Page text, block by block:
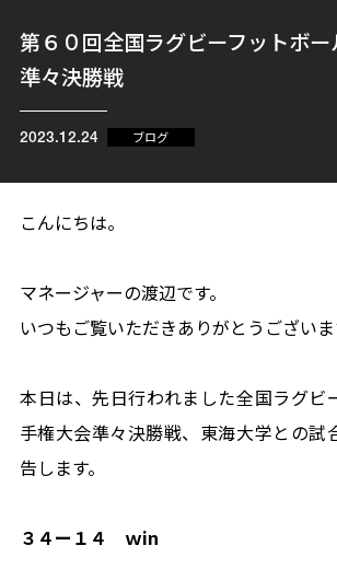
第６０回全国ラグビーフットボ
準々決勝戦
2023.12.24 ブログ
こんにちは。
マネージャーの渡辺です。
いつもご覧いただきありがとうございま
本日は、先日行われました全国ラグビ
手権大会準々決勝戦、東海大学との試
告します。
３４ー１４ ｗin